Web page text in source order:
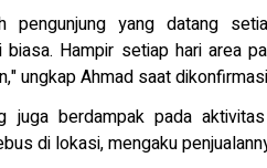
pengunjung yang datang
biasa. Hampir setiap hari area
ungkap Ahmad saat
juga berdampak pada
di lokasi, mengaku